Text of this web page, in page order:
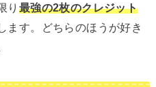
り 最強の2枚のクレジット
ます。どちらのほうが好き